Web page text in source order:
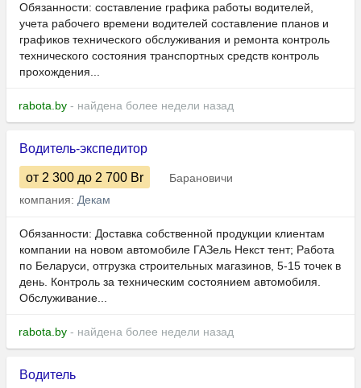
Обязанности: составление графика работы водителей,
учета рабочего времени водителей составление планов и
графиков технического обслуживания и ремонта контроль
технического состояния транспортных средств контроль
прохождения...
rabota.by - найдена более недели назад
Водитель-экспедитор
от 2 300 до 2 700 Br
Барановичи
компания: Декам
Обязанности: Доставка собственной продукции клиентам
компании на новом автомобиле ГАЗель Некст тент; Работа
по Беларуси, отгрузка строительных магазинов, 5-15 точек в
день. Контроль за техническим состоянием автомобиля.
Обслуживание...
rabota.by - найдена более недели назад
Водитель